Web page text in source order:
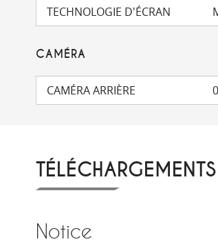
TECHNOLOGIE D'ÉCRAN
CAMÉRA
CAMÉRA ARRIÈRE
TÉLÉCHARGEMENTS
Notice